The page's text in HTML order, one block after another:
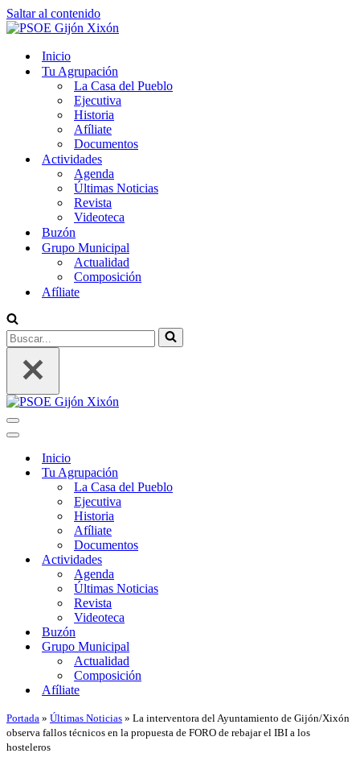
Saltar al contenido
Inicio
Tu Agrupación
La Casa del Pueblo
Ejecutiva
Historia
Afíliate
Documentos
Actividades
Agenda
Últimas Noticias
Revista
Videoteca
Buzón
Grupo Municipal
Actualidad
Composición
Afíliate
Buscar...
Menú
de
Menú
navegación
Inicio
Tu Agrupación
La Casa del Pueblo
Ejecutiva
Historia
Afíliate
Documentos
Actividades
Agenda
Últimas Noticias
Revista
Videoteca
Buzón
Grupo Municipal
Actualidad
Composición
Afíliate
Portada » Últimas Noticias » La interventora del Ayuntamiento de Gijón/Xixón
observa fallos técnicos en la propuesta de FORO de rebajar el IBI a los
hosteleros